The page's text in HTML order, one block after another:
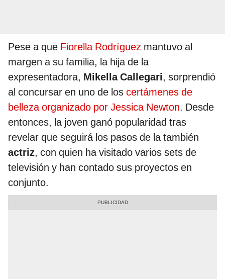
Pese a que Fiorella Rodríguez mantuvo al
margen a su familia, la hija de la
expresentadora, Mikella Callegari, sorprendió
al concursar en uno de los certámenes de
belleza organizado por Jessica Newton. Desde
entonces, la joven ganó popularidad tras
revelar que seguirá los pasos de la también
actriz, con quien ha visitado varios sets de
televisión y han contado sus proyectos en
conjunto.